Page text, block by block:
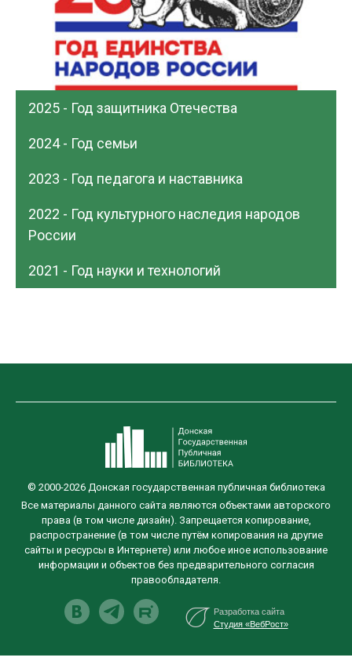
2025 - Год защитника Отечества
2024 - Год семьи
2023 - Год педагога и наставника
2022 - Год культурного наследия народов
России
2021 - Год науки и технологий
© 2000-2026 Донская государственная публичная библиотека
Все материалы данного сайта являются объектами авторского
права (в том числе дизайн). Запрещается копирование,
распространение (в том числе путём копирования на другие
сайты и ресурсы в Интернете) или любое иное использование
информации и объектов без предварительного согласия
правообладателя.
Разработка сайта
Студия «ВебРост»